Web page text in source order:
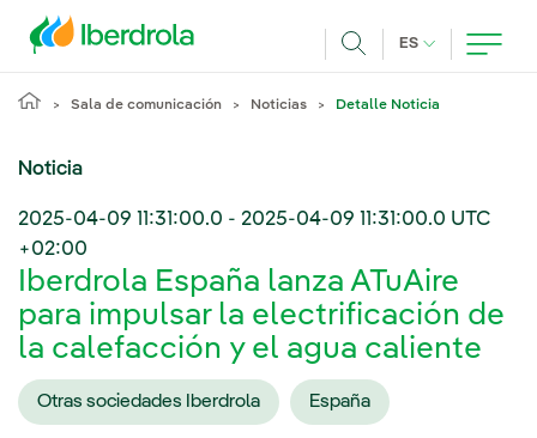
ES IDIOMA
Sala de comunicación Noticias Detalle Noticia
Noticia
2025-04-09 11:31:00.0 - 2025-04-09 11:31:00.0 UTC
+02:00
Iberdrola España lanza ATuAire
para impulsar la electrificación de
la calefacción y el agua caliente
Otras sociedades Iberdrola España